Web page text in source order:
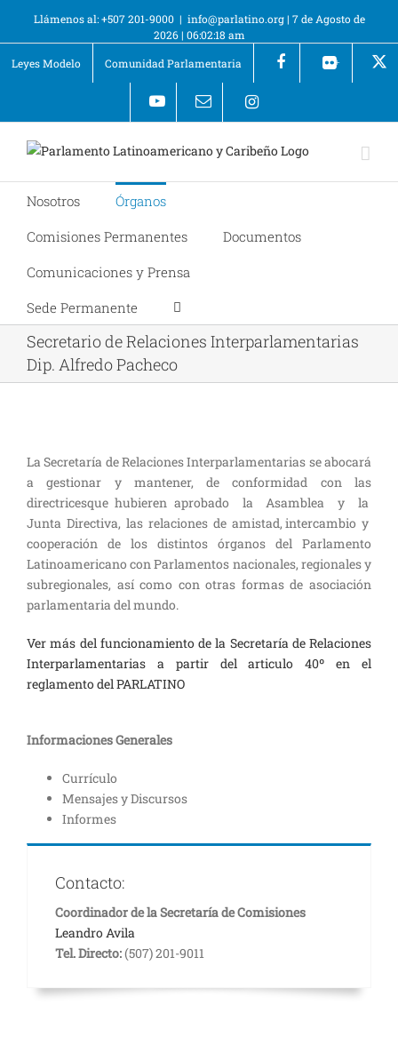
Llámenos al: +507 201-9000 | info@parlatino.org| 7 de Agosto de
2026 | 06:02:18 am
Leyes Modelo
Comunidad Parlamentaria +
Nosotros
Órganos
Comisiones Permanentes
Documentos
Comunicaciones y Prensa
Sede Permanente
Secretario de Relaciones Interparlamentarias
Dip. Alfredo Pacheco
La Secretaría de Relaciones Interparlamentarias se abocará
a gestionar y mantener, de conformidad con las
directricesque hubieren aprobado la Asamblea y la
Junta Directiva, las relaciones de amistad, intercambio y
cooperación de los distintos órganos del Parlamento
Latinoamericano con Parlamentos nacionales, regionales y
subregionales, así como con otras formas de asociación
parlamentaria del mundo.
Ver más del funcionamiento de la Secretaría de Relaciones
Interparlamentarias a partir del articulo 40º en el
reglamento del PARLATINO
Informaciones Generales
Currículo
Mensajes y Discursos
Informes
Contacto:
Coordinador de la Secretaría de Comisiones
Leandro Avila
Tel. Directo:(507) 201-9011